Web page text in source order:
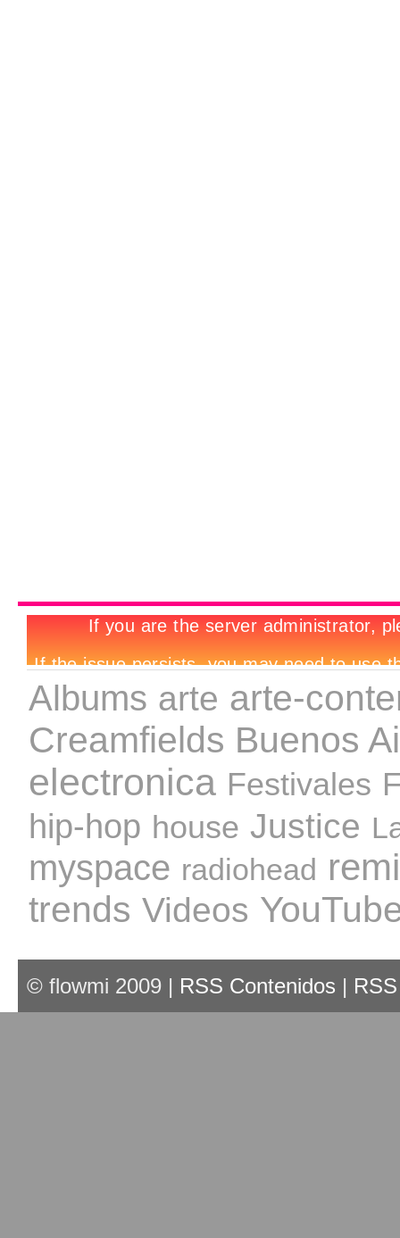
Albums arte arte-
Creamfields Buenos
electronica Festivales
hip-hop house Justice
myspace radiohead
trends Videos
© flowmi 2009 | RSS Contenidos |